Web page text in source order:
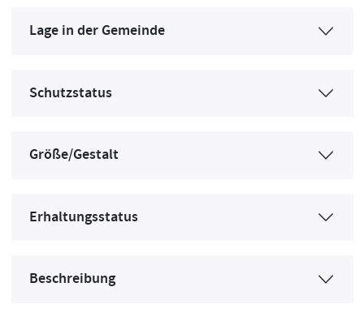
Lage in der Gemeinde
Schutzstatus
Größe/Gestalt
Erhaltungsstatus
Beschreibung